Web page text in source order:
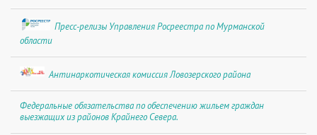
Пресс-релизы Управления Росреестра по Мурманской
области
Антинаркотическая комиссия Ловозерского района
Федеральные обязательства по обеспечению жильем граждан
выезжащих из районов Крайнего Севера.